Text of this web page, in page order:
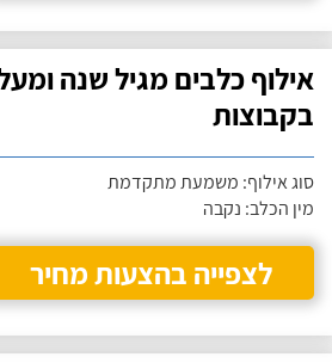
אילוף כלבים מגיל שנה
בקבוצות
סוג אילוף: משמעת מתקדמת
מין הכלב: נקבה
לצפייה בהצעות מחיר